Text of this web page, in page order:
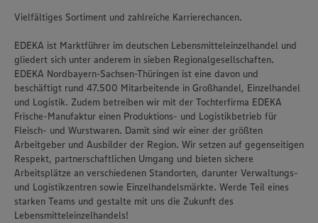
Vielfältiges Sortiment und zahlreiche Karrierechancen.
EDEKA ist Marktführer im deutschen Lebensmitteleinzelhandel und
gliedert sich unter anderem in sieben Regionalgesellschaften.
EDEKA Nordbayern-Sachsen-Thüringen ist eine davon und
beschäftigt rund 47.500 Mitarbeitende in Großhandel, Einzelhandel
und Logistik. Zudem betreiben wir mit der Tochterfirma EDEKA
Frische-Manufaktur einen Produktions- und Logistikbetrieb für
Fleisch- und Wurstwaren. Damit sind wir einer der größten
Arbeitgeber und Ausbilder der Region. Wir setzen auf gegenseitigen
Respekt, partnerschaftlichen Umgang und bieten sichere
Arbeitsplätze an verschiedenen Standorten, darunter Verwaltungs-
und Logistikzentren sowie Einzelhandelsmärkte. Werde Teil eines
starken Teams und gestalte mit uns die Zukunft des
Lebensmitteleinzelhandels!